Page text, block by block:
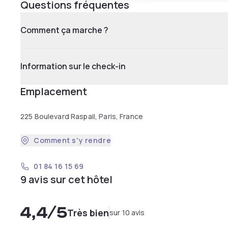
Questions fréquentes
Comment ça marche ?
Information sur le check-in
Emplacement
225 Boulevard Raspail, Paris, France
Comment s'y rendre
01 84 16 15 69
9 avis sur cet hôtel
4,4/5Très biensur 10 avis